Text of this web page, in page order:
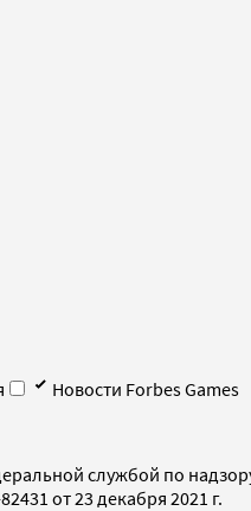
Новости Forbes Games
службой по
от 23 декабря 2021 г.